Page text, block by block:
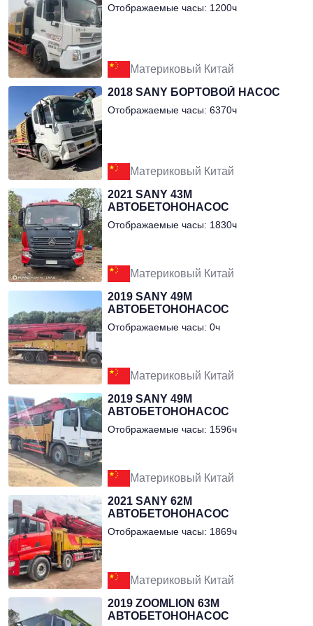
Отображаемые часы: 1200ч
Материковый Китай
2018 SANY БОРТОВОЙ НАСОС
Отображаемые часы: 6370ч
Материковый Китай
2021 SANY 43М
АВТОБЕТОНОНАСОС
Отображаемые часы: 1830ч
Материковый Китай
2019 SANY 49М
АВТОБЕТОНОНАСОС
Отображаемые часы: 0ч
Материковый Китай
2019 SANY 49М
АВТОБЕТОНОНАСОС
Отображаемые часы: 1596ч
Материковый Китай
2021 SANY 62М
АВТОБЕТОНОНАСОС
Отображаемые часы: 1869ч
Материковый Китай
2019 ZOOMLION 63М
АВТОБЕТОНОНАСОС